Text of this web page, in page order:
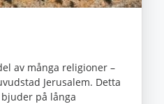
av många religioner –
Jerusalem. Detta
på långa